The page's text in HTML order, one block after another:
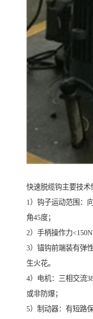
快速脱缆钩主要技术
1）钩子运动范围：
角45度；
2）手柄操作力<150N
3）锚钩前端装有弹
生火花。
4）电机：三相交流
或非防爆；
5）制动器：有短路